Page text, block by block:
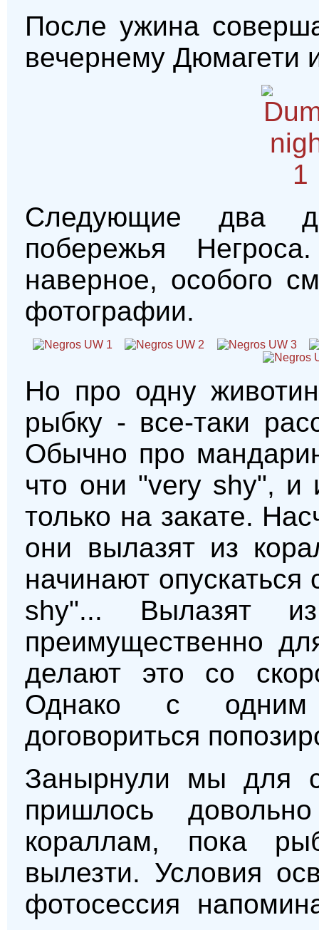
После ужина
вечернему Дюмагети
Следующие два
побережья
наверное, особого
фотографии.
Но про одну
рыбку - все-таки
Обычно про
что они "very shy", и
только на закате.
они вылазят из
начинают
shy"... Вылазят
преимущественно
делают это со
Однако с одним
договориться
Занырнули мы для
пришлось
кораллам, пока
вылезти. Условия
фотосессия